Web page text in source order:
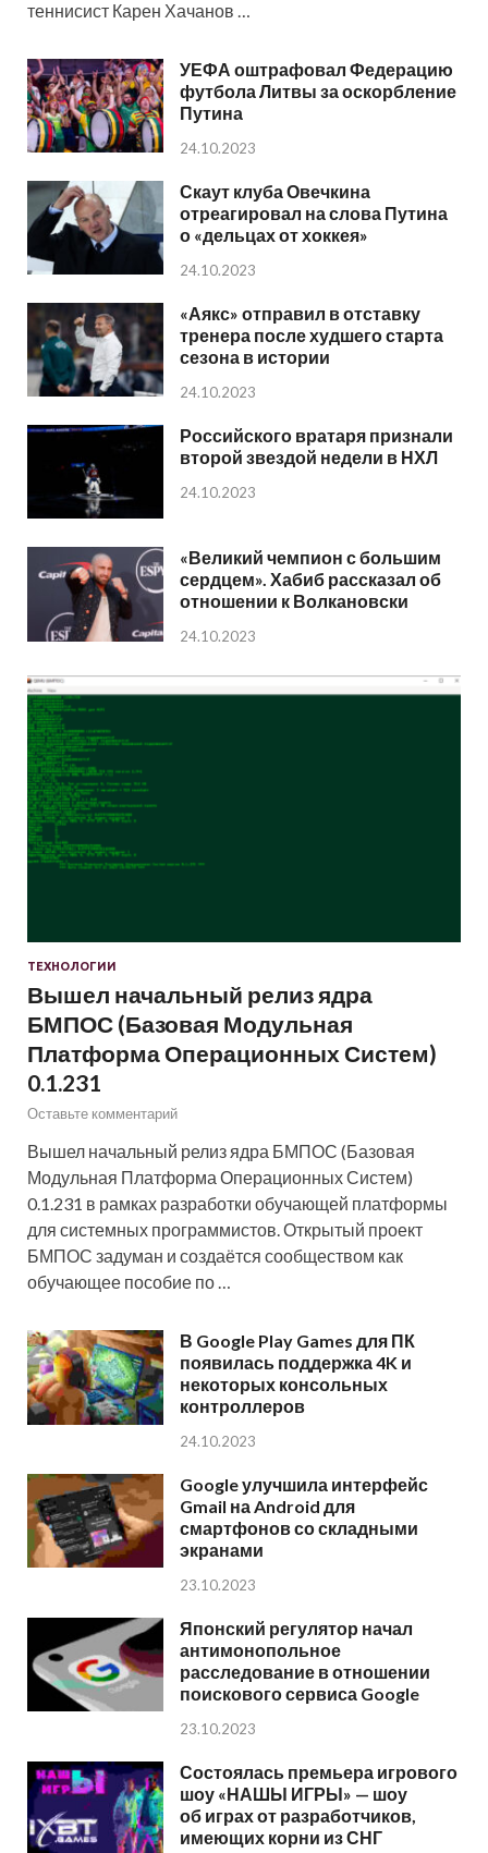
теннисист Карен Хачанов …
УЕФА оштрафовал Федерацию
футбола Литвы за оскорбление
Путина
24.10.2023
Скаут клуба Овечкина
отреагировал на слова Путина
о «дельцах от хоккея»
24.10.2023
«Аякс» отправил в отставку
тренера после худшего старта
сезона в истории
24.10.2023
Российского вратаря признали
второй звездой недели в НХЛ
24.10.2023
«Великий чемпион с большим
сердцем». Хабиб рассказал об
отношении к Волкановски
24.10.2023
ТЕХНОЛОГИИ
Вышел начальный релиз ядра
БМПОС (Базовая Модульная
Платформа Операционных Систем)
0.1.231
Оставьте комментарий
Вышел начальный релиз ядра БМПОС (Базовая
Модульная Платформа Операционных Систем)
0.1.231 в рамках разработки обучающей платформы
для системных программистов. Открытый проект
БМПОС задуман и создаётся сообществом как
обучающее пособие по …
В Google Play Games для ПК
появилась поддержка 4K и
некоторых консольных
контроллеров
24.10.2023
Google улучшила интерфейс
Gmail на Android для
смартфонов со складными
экранами
23.10.2023
Японский регулятор начал
антимонопольное
расследование в отношении
поискового сервиса Google
23.10.2023
Состоялась премьера игрового
шоу «НАШЫ ИГРЫ» — шоу
об играх от разработчиков,
имеющих корни из СНГ